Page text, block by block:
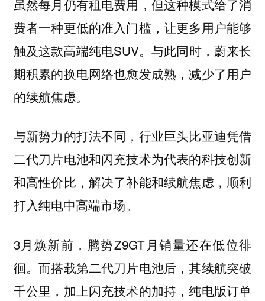
虽然每月仍有租电费用，但这种模式给了消
费者一种更低的准入门槛，让更多用户能够
触及这款高端纯电SUV。与此同时，蔚来长
期积累的换电网络也愈发成熟，减少了用户
的续航焦虑。
与新势力的打法不同，行业巨头比亚迪凭借
二代刀片电池和闪充技术为代表的科技创新
和高性价比，解决了补能和续航焦虑，顺利
打入纯电中高端市场。
3月焕新前，腾势Z9GT月销量还在低位徘
徊。而搭载第二代刀片电池后，其续航突破
千公里，加上闪充技术的加持，纯电版订单